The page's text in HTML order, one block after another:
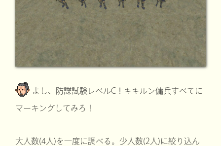
よし、防諜試験レベルC！キキルン傭兵すべてに
マーキングしてみろ！
大人数(4人)を一度に調べる。少人数(2人)に絞り込ん